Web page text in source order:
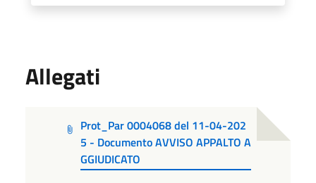
Allegati
Prot_Par 0004068 del 11-04-202
5 - Documento AVVISO APPALTO A
GGIUDICATO